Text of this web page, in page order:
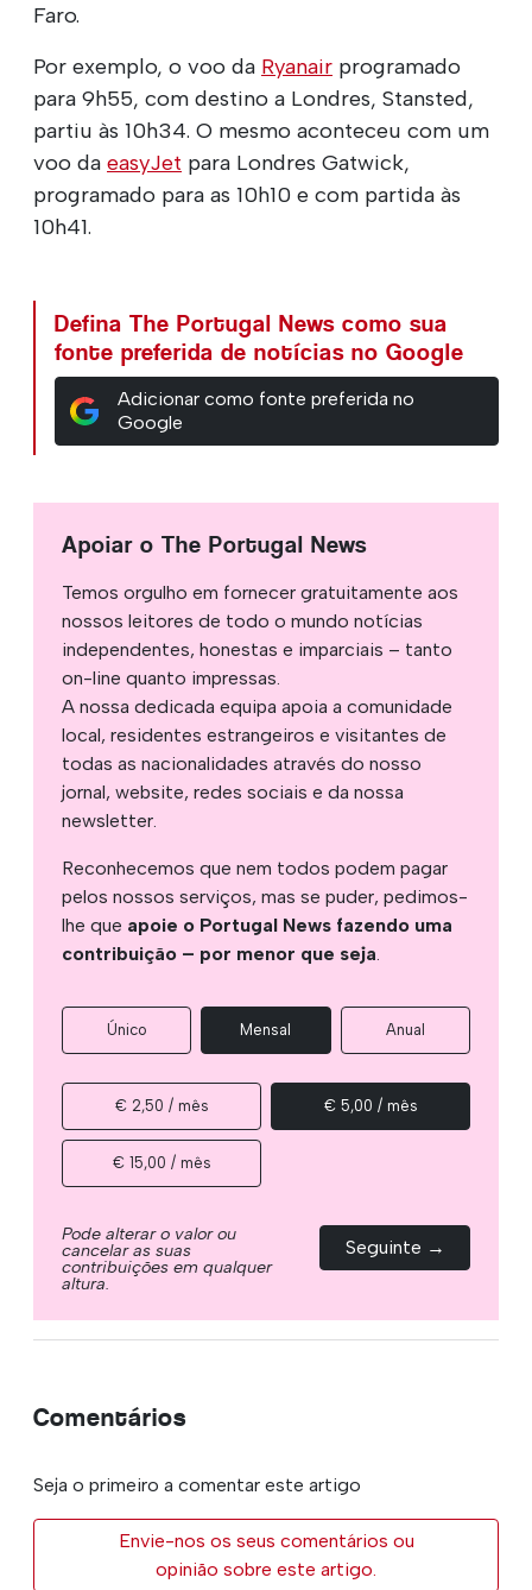
Faro.
Por exemplo, o voo da Ryanair programado
para 9h55, com destino a Londres, Stansted,
partiu às 10h34. O mesmo aconteceu com um
voo da easyJet para Londres Gatwick,
programado para as 10h10 e com partida às
10h41.
Defina The Portugal News como sua
fonte preferida de notícias no Google
Adicionar como fonte preferida no
Google
Apoiar o The Portugal News
Temos orgulho em fornecer gratuitamente aos
nossos leitores de todo o mundo notícias
independentes, honestas e imparciais – tanto
on-line quanto impressas.
A nossa dedicada equipa apoia a comunidade
local, residentes estrangeiros e visitantes de
todas as nacionalidades através do nosso
jornal, website, redes sociais e da nossa
newsletter.
Reconhecemos que nem todos podem pagar
pelos nossos serviços, mas se puder, pedimos-
lhe que apoie o Portugal News fazendo uma
contribuição – por menor que seja.
Único Mensal Anual
€ 2,50 / mês € 5,00 / mês
€ 15,00 / mês
Pode alterar o valor ou
cancelar as suas
contribuições em qualquer
altura.
Seguinte →
Comentários
Seja o primeiro a comentar este artigo
Envie-nos os seus comentários ou
opinião sobre este artigo.